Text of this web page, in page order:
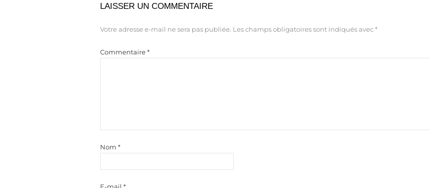
LAISSER UN COMMENTAIRE
Votre adresse e-mail ne sera pas publiée. Les champs obligatoires sont indiqués avec*
Commentaire*
Nom *